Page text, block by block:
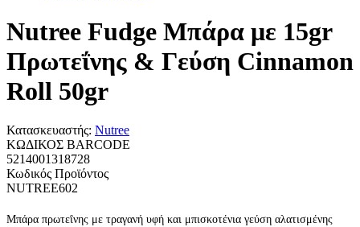
Nutree Fudge Μπάρα με 15gr
Πρωτεΐνης & Γεύση Cinnamon
Roll 50gr
Κατασκευαστής: Nutree
ΚΩΔΙΚΟΣ BARCODE
5214001318728
Κωδικός Προϊόντος
NUTREE602
Μπάρα πρωτεΐνης με τραγανή υφή και μπισκοτένια γεύση αλατισμένης